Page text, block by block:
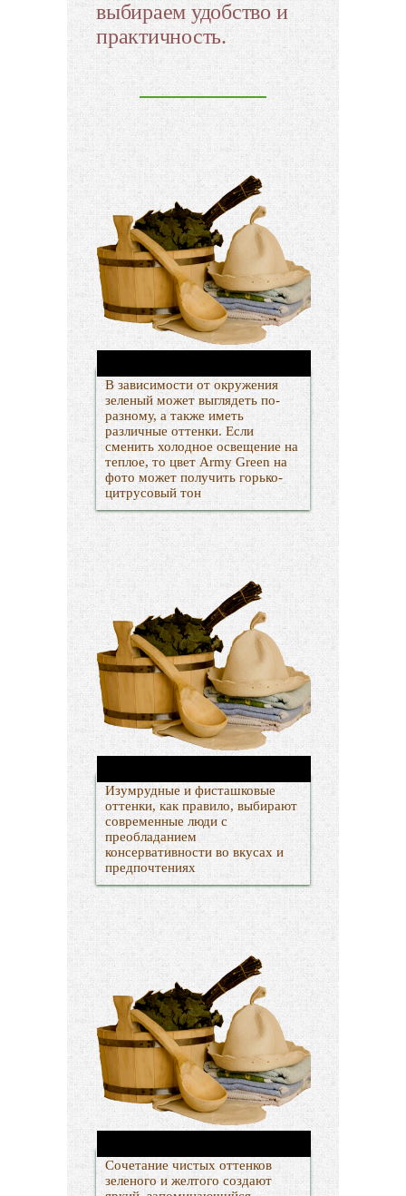
выбираем удобство и
практичность.
В зависимости от окружения
зеленый может выглядеть по-
разному, а также иметь
различные оттенки. Если
сменить холодное освещение на
теплое, то цвет Аrmy Green на
фото может получить горько-
цитрусовый тон
Изумрудные и фисташковые
оттенки, как правило, выбирают
современные люди с
преобладанием
консервативности во вкусах и
предпочтениях
Сочетание чистых оттенков
зеленого и желтого создают